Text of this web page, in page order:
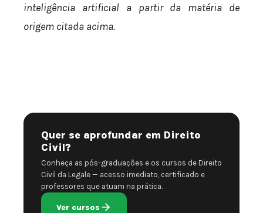
inteligência artificial a partir da matéria de
origem citada acima.
Quer se aprofundar em Direito
Civil?
Conheça as pós-graduações e os cursos de Direito
Civil da Legale — acesso imediato, certificado e
professores que atuam na prática.
Ver cursos